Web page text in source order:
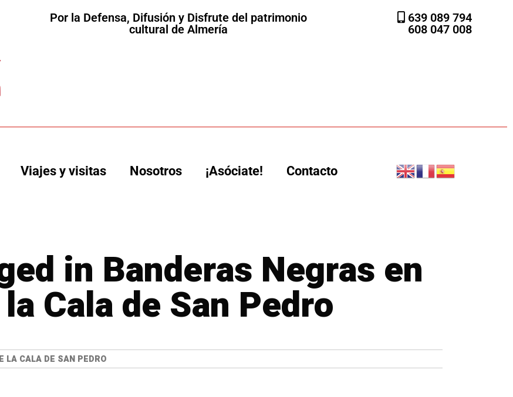
Por la Defensa, Difusión y Disfrute del patrimonio
cultural de Almería
639 089 794
608 047 008
Viajes y visitas Nosotros ¡Asóciate! Contacto
in Banderas Negras en
Cala de San Pedro
LA CALA DE SAN PEDRO